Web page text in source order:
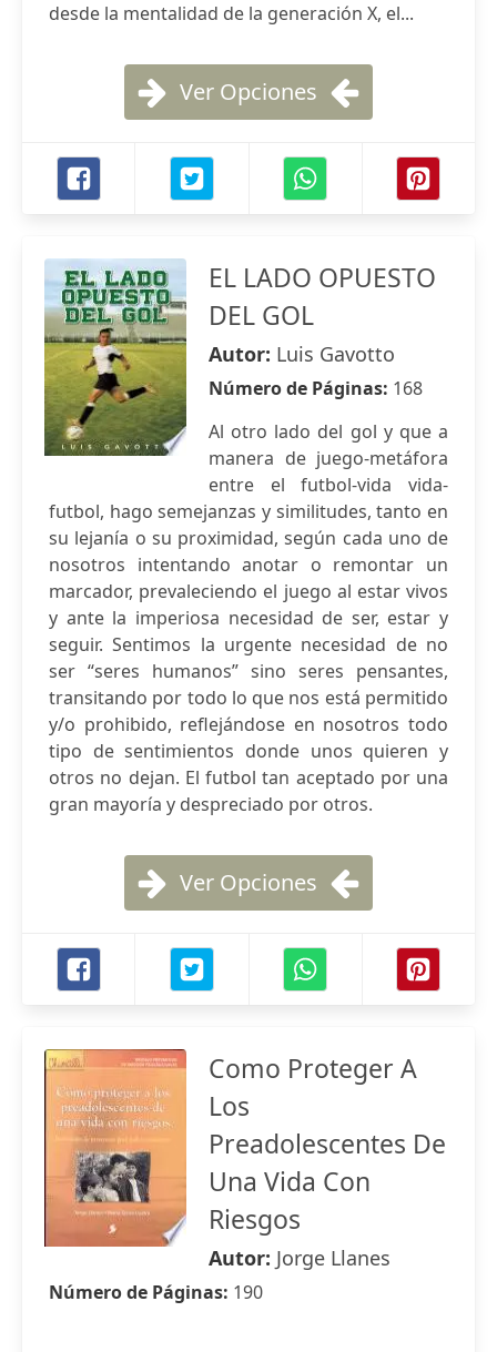
desde la mentalidad de la generación X, el...
Ver Opciones
EL LADO OPUESTO
DEL GOL
Autor: Luis Gavotto
Número de Páginas: 168
Al otro lado del gol y que a
manera de juego-metáfora
entre el futbol-vida vida-
futbol, hago semejanzas y similitudes, tanto en
su lejanía o su proximidad, según cada uno de
nosotros intentando anotar o remontar un
marcador, prevaleciendo el juego al estar vivos
y ante la imperiosa necesidad de ser, estar y
seguir. Sentimos la urgente necesidad de no
ser “seres humanos” sino seres pensantes,
transitando por todo lo que nos está permitido
y/o prohibido, reflejándose en nosotros todo
tipo de sentimientos donde unos quieren y
otros no dejan. El futbol tan aceptado por una
gran mayoría y despreciado por otros.
Ver Opciones
Como Proteger A
Los
Preadolescentes De
Una Vida Con
Riesgos
Autor: Jorge Llanes
Número de Páginas: 190